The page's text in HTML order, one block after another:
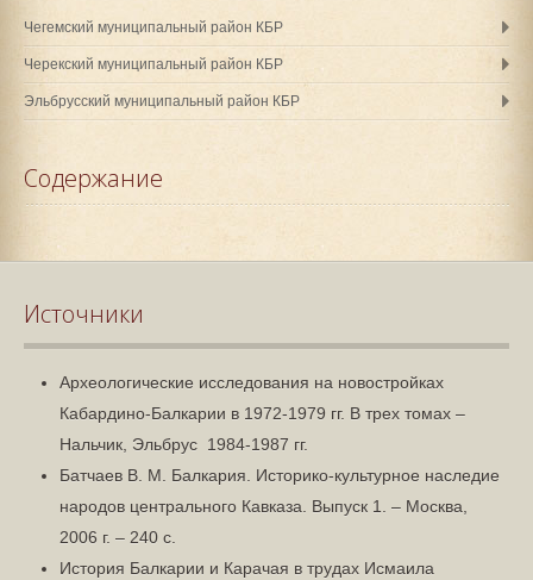
Чегемский муниципальный район КБР
Черекский муниципальный район КБР
Эльбрусский муниципальный район КБР
Содержание
Источники
Археологические исследования на новостройках
Кабардино-Балкарии в 1972-1979 гг. В трех томах –
Нальчик, Эльбрус 1984-1987 гг.
Батчаев В. М. Балкария. Историко-культурное наследие
народов центрального Кавказа. Выпуск 1. – Москва,
2006 г. – 240 с.
История Балкарии и Карачая в трудах Исмаила